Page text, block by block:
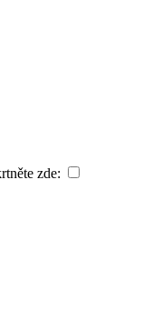
zde: